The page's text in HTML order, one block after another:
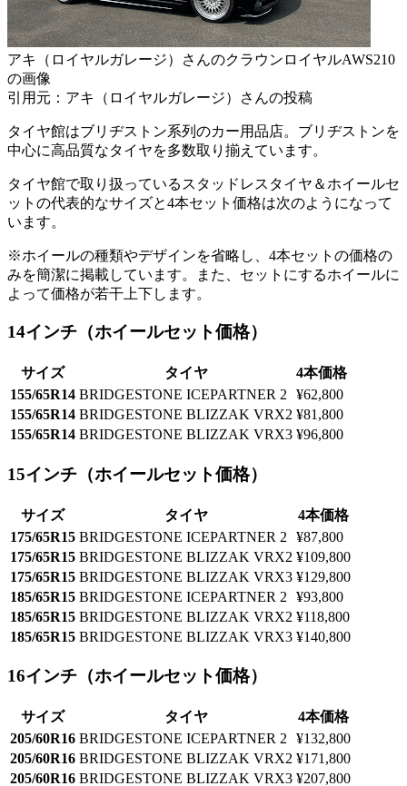
アキ（ロイヤルガレージ）さんのクラウンロイヤルAWS210
の画像
引用元：アキ（ロイヤルガレージ）さんの投稿
タイヤ館はブリヂストン系列のカー用品店。ブリヂストンを
中心に高品質なタイヤを多数取り揃えています。
タイヤ館で取り扱っているスタッドレスタイヤ＆ホイールセ
ットの代表的なサイズと4本セット価格は次のようになって
います。
※ホイールの種類やデザインを省略し、4本セットの価格の
みを簡潔に掲載しています。また、セットにするホイールに
よって価格が若干上下します。
14インチ（ホイールセット価格）
サイズ タイヤ
4本価格
155/65R14 BRIDGESTONE ICEPARTNER 2
¥62,800
155/65R14 BRIDGESTONE BLIZZAK VRX2 ¥81,800
155/65R14 BRIDGESTONE BLIZZAK VRX3 ¥96,800
15インチ（ホイールセット価格）
サイズ タイヤ
4本価格
175/65R15 BRIDGESTONE ICEPARTNER 2
¥87,800
175/65R15 BRIDGESTONE BLIZZAK VRX2 ¥109,800
175/65R15 BRIDGESTONE BLIZZAK VRX3 ¥129,800
185/65R15 BRIDGESTONE ICEPARTNER 2
¥93,800
185/65R15 BRIDGESTONE BLIZZAK VRX2 ¥118,800
185/65R15 BRIDGESTONE BLIZZAK VRX3 ¥140,800
16インチ（ホイールセット価格）
サイズ タイヤ
4本価格
205/60R16 BRIDGESTONE ICEPARTNER 2
¥132,800
205/60R16 BRIDGESTONE BLIZZAK VRX2 ¥171,800
205/60R16 BRIDGESTONE BLIZZAK VRX3 ¥207,800